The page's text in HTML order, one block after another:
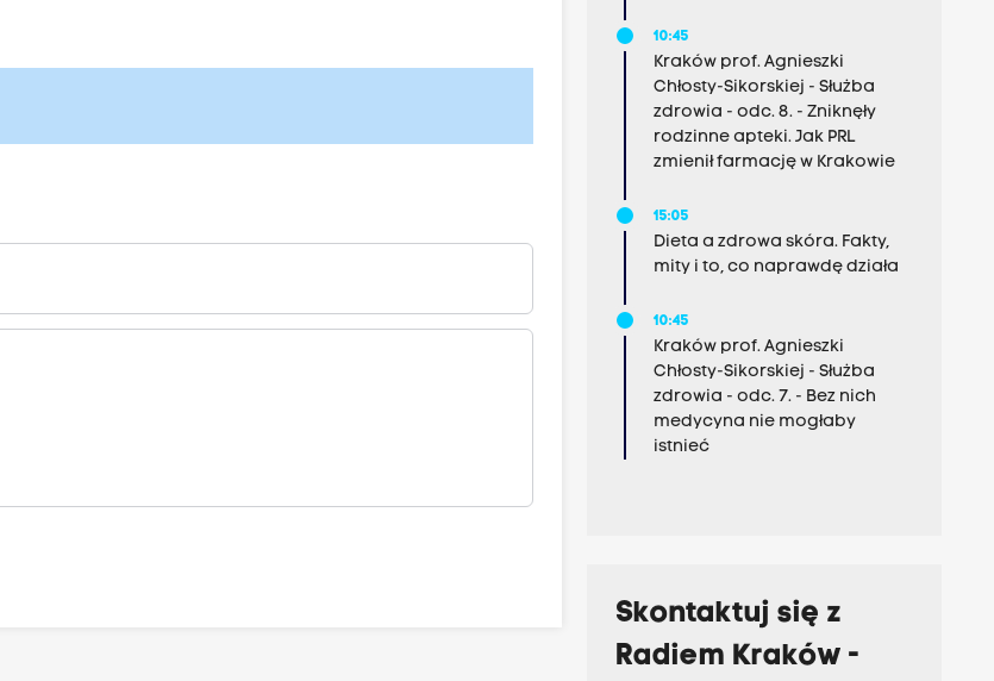
10:45
Kraków prof. Agnieszki
Chłosty-Sikorskiej - Służba
zdrowia - odc. 8. - Zniknęły
rodzinne apteki. Jak PRL
zmienił farmację w Krakowie
15:05
Dieta a zdrowa skóra. Fakty,
mity i to, co naprawdę działa
10:45
Kraków prof. Agnieszki
Chłosty-Sikorskiej - Służba
zdrowia - odc. 7. - Bez nich
medycyna nie mogłaby
istnieć
Skontaktuj się z
Radiem Kraków -